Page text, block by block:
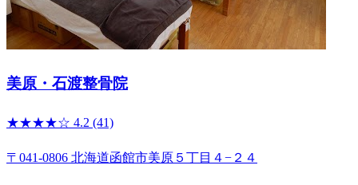
美原・石渡整骨院
★★★★☆ 4.2 (41)
〒041-0806 北海道函館市美原５丁目４−２４